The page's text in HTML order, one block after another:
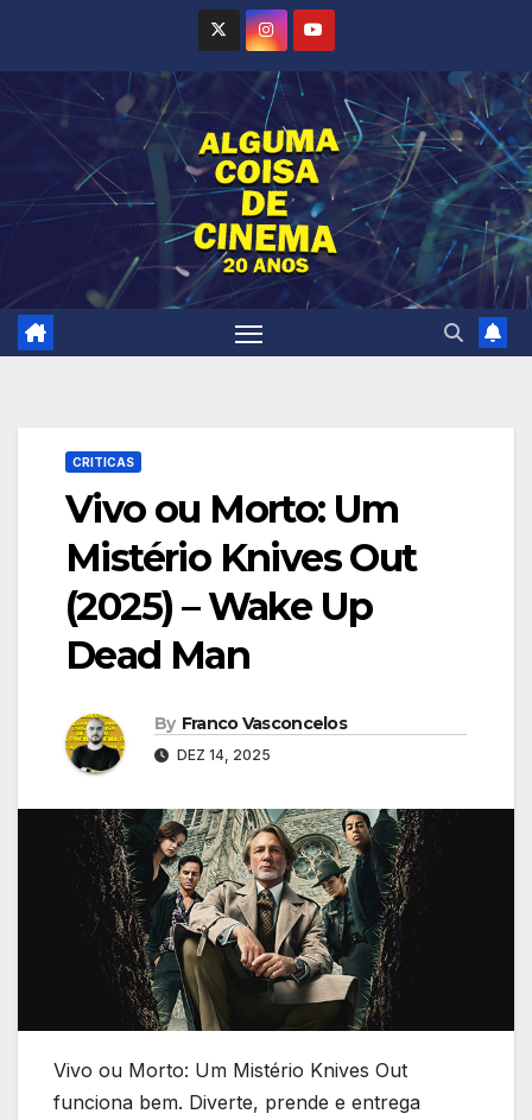
CRITICAS
Vivo ou Morto: Um
Mistério Knives Out
(2025) – Wake Up
Dead Man
By Franco Vasconcelos
DEZ 14, 2025
Vivo ou Morto: Um Mistério Knives Out
funciona bem. Diverte, prende e entrega